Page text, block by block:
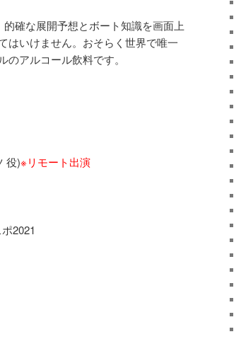
確な展開予想とボート知識を画面上
はいけません。おそらく世界で唯一
アルコール飲料です。
役)※リモート出演
2021